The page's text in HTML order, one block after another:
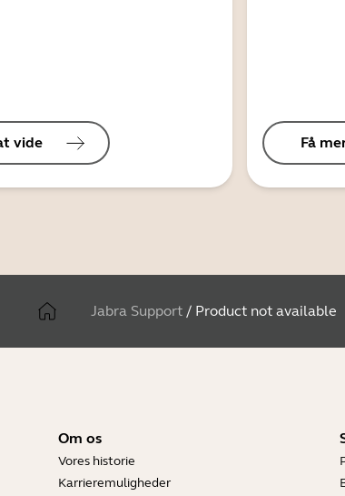
vide Få
Jabra Support / Product not available
Om os
Vores historie
Karrieremuligheder